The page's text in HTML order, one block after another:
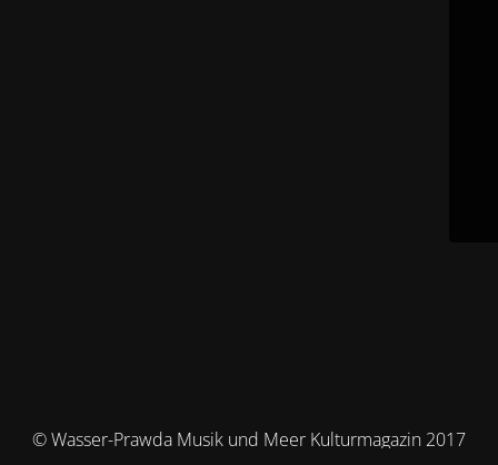
© Wasser-Prawda Musik und Meer Kulturmagazin 2017